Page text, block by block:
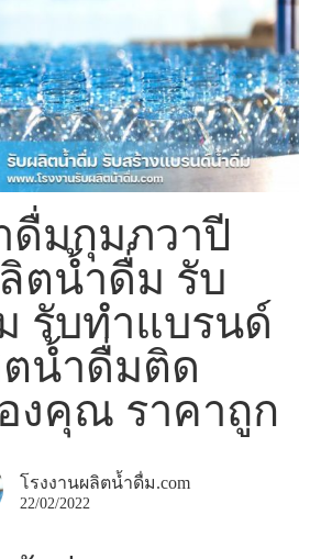
ดื่มกุมภวาปี
ตน้ำดื่ม รับ
รับทำแบรนด์
น้ำดื่มติด
งคุณ ราคาถูก
โรงงานผลิตน้ำดื่ม.com
22/02/2022